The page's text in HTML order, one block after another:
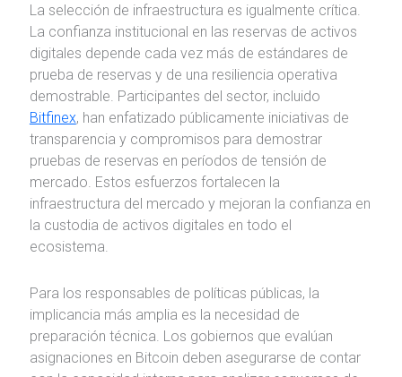
La selección de infraestructura es igualmente crítica.
La confianza institucional en las reservas de activos
digitales depende cada vez más de estándares de
prueba de reservas y de una resiliencia operativa
demostrable. Participantes del sector, incluido
Bitfinex, han enfatizado públicamente iniciativas de
transparencia y compromisos para demostrar
pruebas de reservas en períodos de tensión de
mercado. Estos esfuerzos fortalecen la
infraestructura del mercado y mejoran la confianza en
la custodia de activos digitales en todo el
ecosistema.
Para los responsables de políticas públicas, la
implicancia más amplia es la necesidad de
preparación técnica. Los gobiernos que evalúan
asignaciones en Bitcoin deben asegurarse de contar